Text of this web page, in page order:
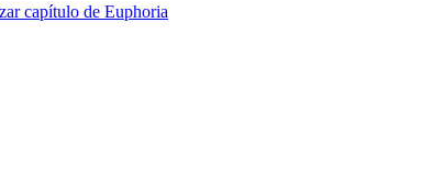
capítulo de Euphoria